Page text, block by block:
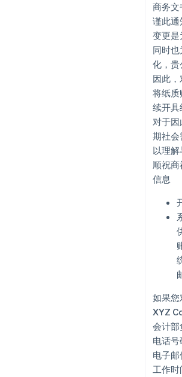
商务
谨此
变更
同时
化，
因此
将纸
续开
对于
期社
以理
顺祝
信息
如果
XYZ
会计部
电话
电子
工作时